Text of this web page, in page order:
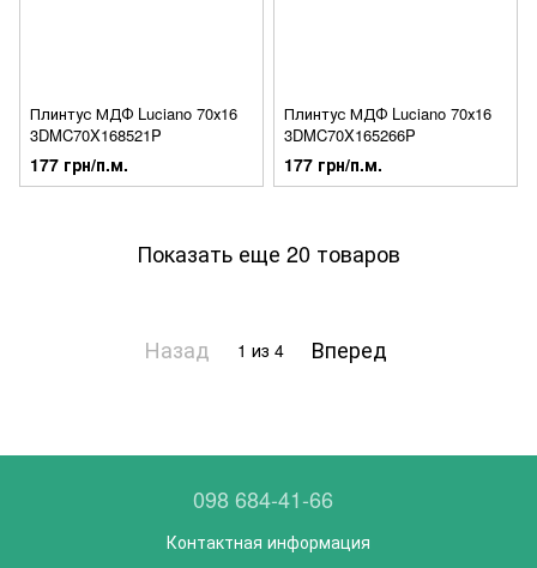
Плинтус МДФ Luciano 70х16
3DMC70X168521P
177 грн/п.м.
Плинтус МДФ Luciano 70х16
3DMC70X165266P
177 грн/п.м.
Показать еще 20 товаров
Назад 1 из 4 Вперед
098 684-41-66
Контактная информация